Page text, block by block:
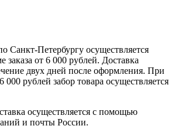
Санкт-Петербургу осуществляется
заказа от 6 000 рублей. Доставка
двух дней после оформления. При
000 рублей забор товара осуществляется
осуществляется с помощью
и почты России.